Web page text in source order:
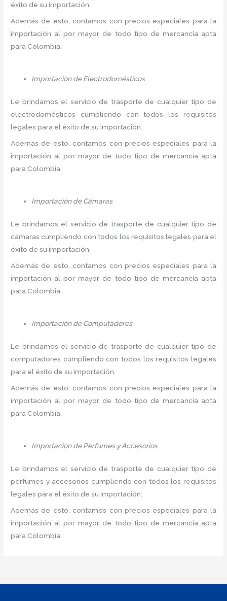
éxito de su importación.
Además de esto, contamos con precios especiales para la
importación al por mayor de todo tipo de mercancía apta
para Colombia.
Importación de Electrodomésticos
Le brindamos el servicio de trasporte de cualquier tipo de
electrodomésticos cumpliendo con todos los requisitos
legales para el éxito de su importación.
Además de esto, contamos con precios especiales para la
importación al por mayor de todo tipo de mercancía apta
para Colombia.
Importación de Cámaras
Le brindamos el servicio de trasporte de cualquier tipo de
cámaras cumpliendo con todos los requisitos legales para el
éxito de su importación.
Además de esto, contamos con precios especiales para la
importación al por mayor de todo tipo de mercancía apta
para Colombia.
Importación de Computadores
Le brindamos el servicio de trasporte de cualquier tipo de
computadores cumpliendo con todos los requisitos legales
para el éxito de su importación.
Además de esto, contamos con precios especiales para la
importación al por mayor de todo tipo de mercancía apta
para Colombia.
Importación de Perfumes y Accesorios
Le brindamos el servicio de trasporte de cualquier tipo de
perfumes y accesorios cumpliendo con todos los requisitos
legales para el éxito de su importación.
Además de esto, contamos con precios especiales para la
importación al por mayor de todo tipo de mercancía apta
para Colombia